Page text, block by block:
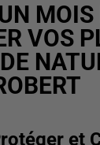
MOIS
VOS
et